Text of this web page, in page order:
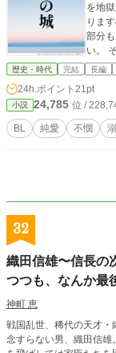
を地
りま
部分
い。
二人
歴史・時代 完結 長編
24h.ポイント 21pt
小説 24,785 位 /
BL 純愛 不憫
32
織田信雄〜信長の
つつも、なんか最
神町 恵
戦国乱世、稀代の天才
念すらない男、織田信雄